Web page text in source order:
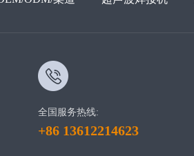
全国服务热线:
+86 13612214623